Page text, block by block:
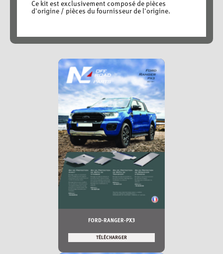
Ce kit est exclusivement composé de pièces
d'origine / pièces du fournisseur de l'origine.
FORD-RANGER-PX3
TÉLÉCHARGER